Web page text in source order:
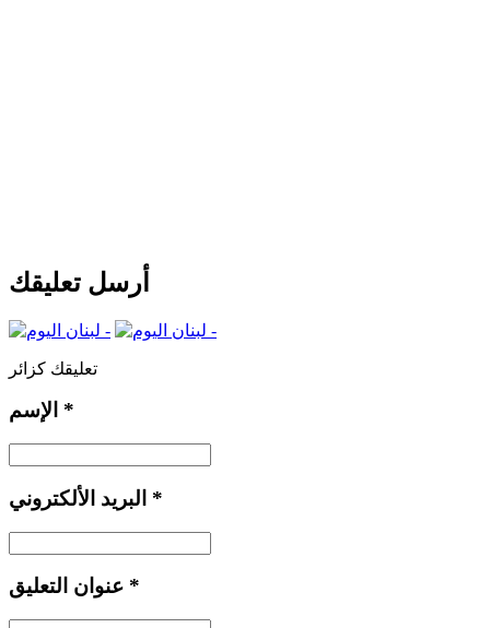
أرسل تعليقك
تعليقك كزائر
*
*
*